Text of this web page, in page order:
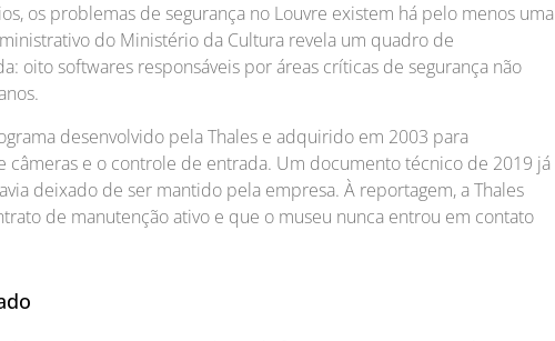
os problemas de segurança no Louvre existem há pelo menos uma
do Ministério da Cultura revela um quadro de
oito softwares responsáveis por áreas críticas de segurança não
desenvolvido pela Thales e adquirido em 2003 para
câmeras e o controle de entrada. Um documento técnico de 2019 já
deixado de ser mantido pela empresa. À reportagem, a Thales
de manutenção ativo e que o museu nunca entrou em contato